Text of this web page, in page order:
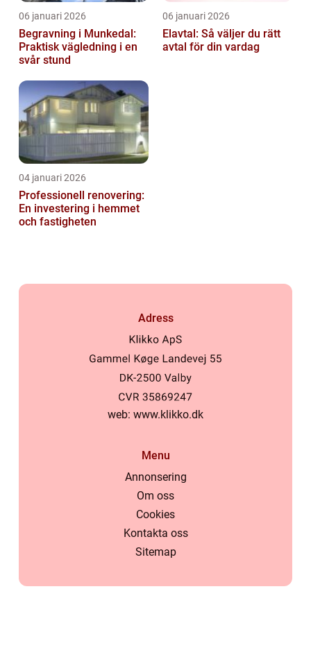
06 januari 2026
Begravning i Munkedal:
Praktisk vägledning i en
svår stund
06 januari 2026
Elavtal: Så väljer du rätt
avtal för din vardag
04 januari 2026
Professionell renovering:
En investering i hemmet
och fastigheten
Adress
web: www.klikko.dk
Menu
Annonsering
Om oss
Cookies
Kontakta oss
Sitemap